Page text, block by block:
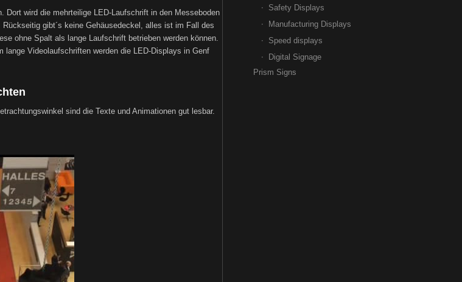
wird die mehrteilige LED-Laufschrift in den Messeboden
gibt´s keine Gehäusedeckel, alles ist im Fall des
ohne Spalt als lange Laufschrift betrieben werden können.
Videolaufschriften werden die LED-Displays in Genf
sind die Texte und Animationen gut lesbar.
Safety Displays
Manufacturing Displays
Speed displays
Digital Signage
Prism Signs